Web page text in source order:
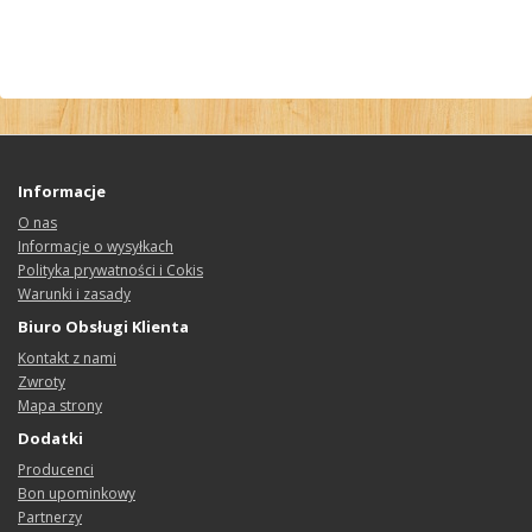
Informacje
O nas
Informacje o wysyłkach
Polityka prywatności i Cokis
Warunki i zasady
Biuro Obsługi Klienta
Kontakt z nami
Zwroty
Mapa strony
Dodatki
Producenci
Bon upominkowy
Partnerzy